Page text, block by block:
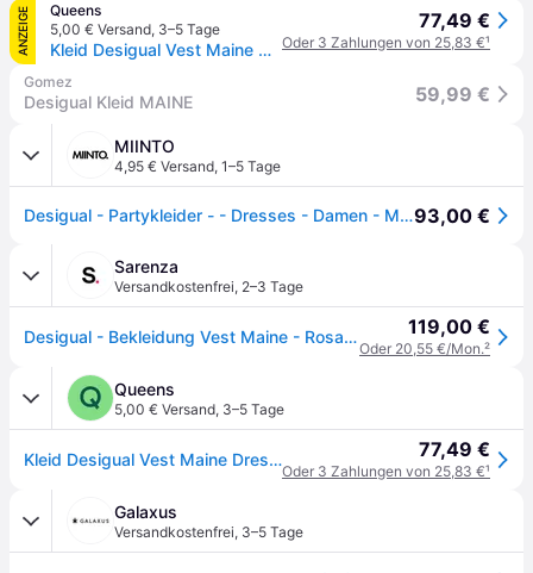
ANZEIGE
Queens
5,00 € Versand, 3–5 Tage
Kleid Desigual Vest Maine Dress Red M
77,49 €
Oder 3 Zahlungen von 25,83 €¹
Gomez
Desigual Kleid MAINE 59,99 €
MIINTO
4,95 € Versand, 1–5 Tage
Desigual - Partykleider - - Dresses - Damen - Mehrfarbig - S93,00 €
Sarenza
Versandkostenfrei, 2–3 Tage
Desigual - Bekleidung Vest Maine - Rosa - Größe L 119,00 €
Oder 20,55 €/Mon.²
Queens
5,00 € Versand, 3–5 Tage
Kleid Desigual Vest Maine Dress Red XS 77,49 €
Oder 3 Zahlungen von 25,83 €¹
Galaxus
Versandkostenfrei, 3–5 Tage